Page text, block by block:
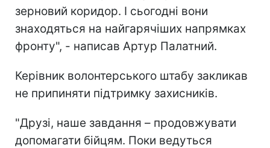
зерновий коридор. І сьогодні вони
знаходяться на найгарячіших напрямках
фронту", - написав Артур Палатний.
Керівник волонтерського штабу закликав
не припиняти підтримку захисників.
"Друзі, наше завдання – продовжувати
допомагати бійцям. Поки ведуться